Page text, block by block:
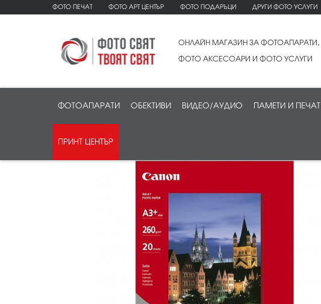
ФОТО ПЕЧАТ ФОТО АРТ ЦЕНТЪР ФОТО ПОДАРЪЦИ ДРУГИ ФОТО УСЛУГИ
ОНЛАЙН МАГАЗИН ЗА ФОТОАПАРАТИ,
ФОТО АКСЕСОАРИ И ФОТО УСЛУГИ
ФОТОАПАРАТИ ОБЕКТИВИ ВИДЕО/АУДИО ПАМЕТИ И ПЕЧАТ
ПРИНТ ЦЕНТЪР